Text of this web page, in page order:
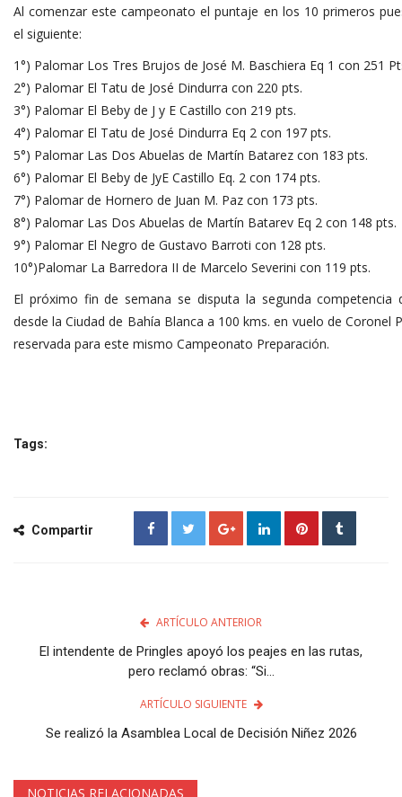
Al comenzar este campeonato el puntaje en los 10 primeros
el siguiente:
1°) Palomar Los Tres Brujos de José M. Baschiera Eq 1 con 251
2°) Palomar El Tatu de José Dindurra con 220 pts.
3°) Palomar El Beby de J y E Castillo con 219 pts.
4°) Palomar El Tatu de José Dindurra Eq 2 con 197 pts.
5°) Palomar Las Dos Abuelas de Martín Batarez con 183 pts.
6°) Palomar El Beby de JyE Castillo Eq. 2 con 174 pts.
7°) Palomar de Hornero de Juan M. Paz con 173 pts.
8°) Palomar Las Dos Abuelas de Martín Batarev Eq 2 con 148 pts.
9°) Palomar El Negro de Gustavo Barroti con 128 pts.
10°)Palomar La Barredora II de Marcelo Severini con 119 pts.
El próximo fin de semana se disputa la segunda competencia
desde la Ciudad de Bahía Blanca a 100 kms. en vuelo de Coronel
reservada para este mismo Campeonato Preparación.
Tags:
Compartir
ARTÍCULO ANTERIOR
El intendente de Pringles apoyó los peajes en las rutas,
pero reclamó obras: “Si...
ARTÍCULO SIGUIENTE
Se realizó la Asamblea Local de Decisión Niñez 2026
NOTICIAS RELACIONADAS